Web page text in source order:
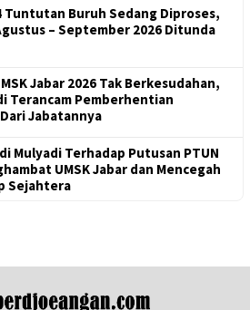
Tuntutan Buruh Sedang Diproses,
– September 2026 Ditunda
Jabar 2026 Tak Berkesudahan,
Terancam Pemberhentian
Jabatannya
Mulyadi Terhadap Putusan PTUN
UMSK Jabar dan Mencegah
Sejahtera